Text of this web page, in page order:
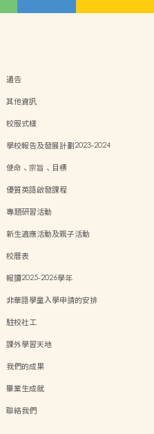
通告
其他資訊
校服式樣
學校報告及發展計劃2023-2024
使命、宗旨、目標
優質英語啟發課程
專題研習活動
新生適應活動及親子活動
校曆表
報讀2025-2026學年
非華語學童入學申請的安排
駐校社工
課外學習天地
我們的成果
畢業生成就
聯絡我們